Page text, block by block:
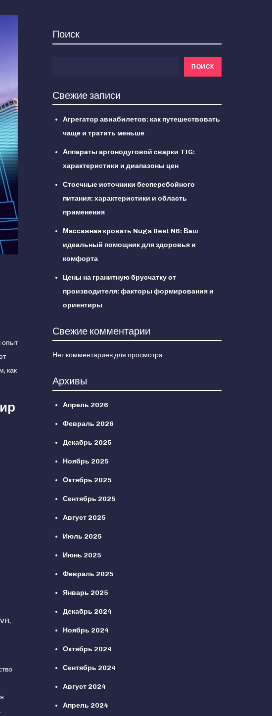
опыт
как
Поиск
ПОИСК
Свежие записи
Агрегатор авиабилетов: как путешествовать
чаще и тратить меньше
Аппараты аргонодуговой сварки TIG:
характеристики и диапазоны цен
Стоечные источники бесперебойного
питания: характеристики и область
применения
Массажная кровать Nuga Best N6: Ваш
идеальный помощник для здоровья и
комфорта
Цены на гранитную брусчатку от
производителя: факторы формирования и
ориентиры
Свежие комментарии
Нет комментариев для просмотра.
Архивы
Апрель 2026
Февраль 2026
Декабрь 2025
Ноябрь 2025
Октябрь 2025
Сентябрь 2025
Август 2025
Июль 2025
Июнь 2025
Февраль 2025
Январь 2025
Декабрь 2024
Ноябрь 2024
Октябрь 2024
Сентябрь 2024
Август 2024
Апрель 2024